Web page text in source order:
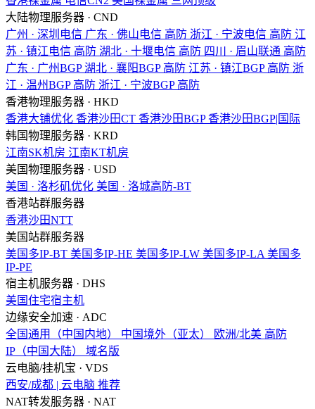
大陆物理服务器 · CND
广州 · 深圳电信 广东 · 佛山电信 高防 浙江 · 宁波电信 高防 江
苏 · 镇江电信 高防 湖北 · 十堰电信 高防 四川 · 眉山联通 高防
广东 · 广州BGP 湖北 · 襄阳BGP 高防 江苏 · 镇江BGP 高防 浙
江 · 温州BGP 高防 浙江 · 宁波BGP 高防
香港物理服务器 · HKD
香港大铺优化 香港沙田CT 香港沙田BGP 香港沙田BGP|国际
韩国物理服务器 · KRD
江南SK机房 江南KT机房
美国物理服务器 · USD
美国 · 洛杉矶优化 美国 · 洛城高防-BT
香港站群服务器
香港沙田NTT
美国站群服务器
美国多IP-BT 美国多IP-HE 美国多IP-LW 美国多IP-LA 美国多
IP-PE
宿主机服务器 · DHS
美国住宅宿主机
边缘安全加速 · ADC
全国通用（中国内地）
中国境外（亚太） 欧洲/北美 高防
IP（中国大陆）
域名版
云电脑/挂机宝 · VDS
西安/成都 | 云电脑 推荐
NAT转发服务器 · NAT